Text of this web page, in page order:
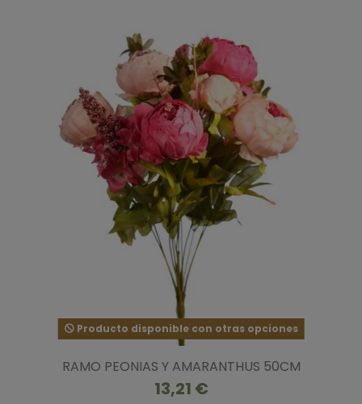
Producto disponible con otras opciones
RAMO PEONIAS Y AMARANTHUS 50CM
13,21 €